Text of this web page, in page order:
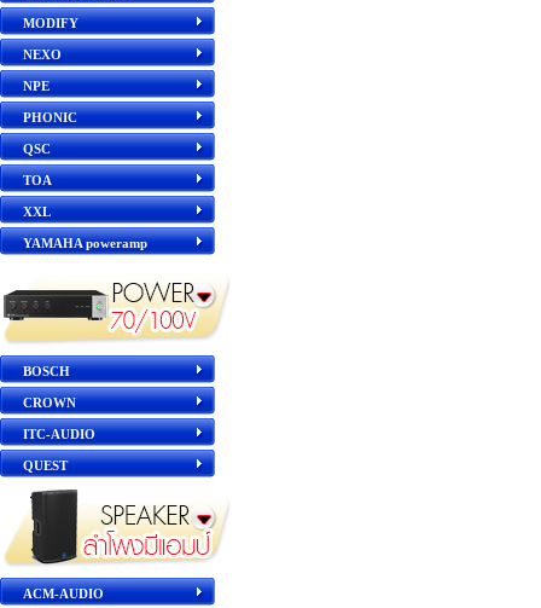
MODIFY
NEXO
NPE
PHONIC
QSC
TOA
XXL
YAMAHA poweramp
BOSCH
CROWN
ITC-AUDIO
QUEST
ACM-AUDIO